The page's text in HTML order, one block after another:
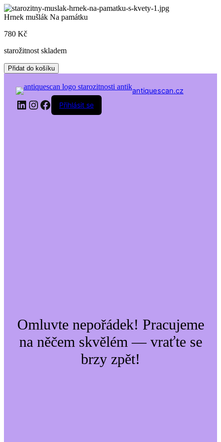
Skip
to
Hrnek mušlák Na památku
780 Kč
starožitnost skladem
Hrnek
mušlák
památku
množství
Přidat do košíku
antiquescan.cz
LinkedIn
Instagram
Facebook
Přihlásit se
Omluvte nepořádek! Pracujeme
na něčem skvělém — vraťte se
brzy zpět!